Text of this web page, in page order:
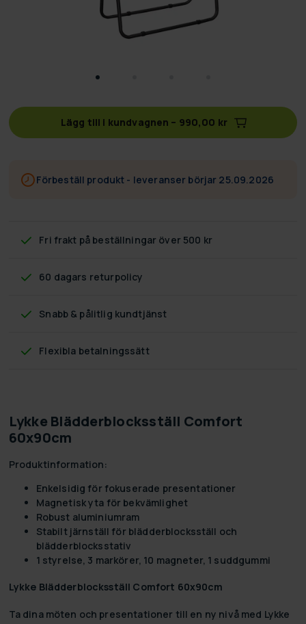
Lägg till i kundvagnen – 990,00 kr
Förbeställ produkt - leveranser börjar 25.09.2026
Fri frakt på beställningar över 500 kr
60 dagars returpolicy
Snabb & pålitlig kundtjänst
Flexibla betalningssätt
Lykke Blädderblocksställ Comfort
60x90cm
Produktinformation:
Enkelsidig för fokuserade presentationer
Magnetisk yta för bekvämlighet
Robust aluminiumram
Stabilt järnställ för blädderblocksställ och
blädderblocksstativ
1 styrelse, 3 markörer, 10 magneter, 1 suddgummi
Lykke Blädderblocksställ Comfort 60x90cm
Ta dina möten och presentationer till en ny nivå med Lykke